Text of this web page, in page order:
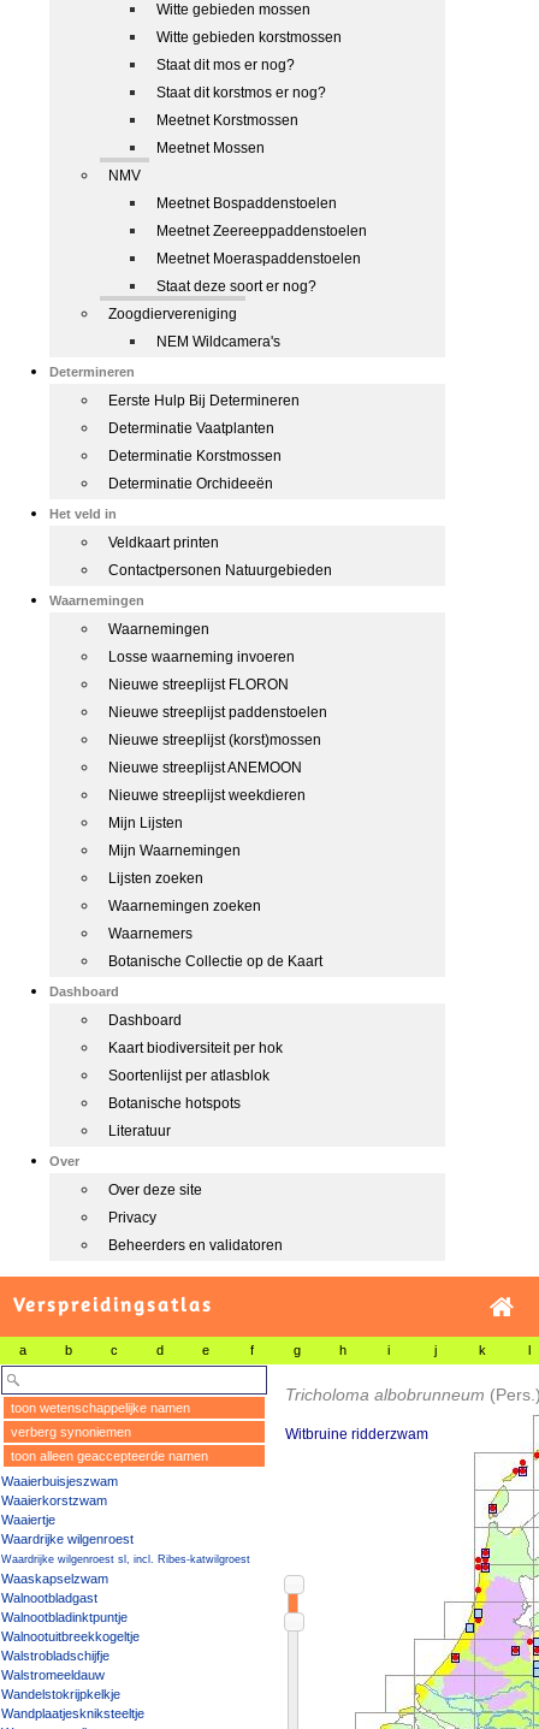
Witte gebieden mossen
Witte gebieden korstmossen
Staat dit mos er nog?
Staat dit korstmos er nog?
Meetnet Korstmossen
Meetnet Mossen
NMV
Meetnet Bospaddenstoelen
Meetnet Zeereeppaddenstoelen
Meetnet Moeraspaddenstoelen
Staat deze soort er nog?
Zoogdiervereniging
NEM Wildcamera's
Determineren
Eerste Hulp Bij Determineren
Determinatie Vaatplanten
Determinatie Korstmossen
Determinatie Orchideeën
Het veld in
Veldkaart printen
Contactpersonen Natuurgebieden
Waarnemingen
Waarnemingen
Losse waarneming invoeren
Nieuwe streeplijst FLORON
Nieuwe streeplijst paddenstoelen
Nieuwe streeplijst (korst)mossen
Nieuwe streeplijst ANEMOON
Nieuwe streeplijst weekdieren
Mijn Lijsten
Mijn Waarnemingen
Lijsten zoeken
Waarnemingen zoeken
Waarnemers
Botanische Collectie op de Kaart
Dashboard
Dashboard
Kaart biodiversiteit per hok
Soortenlijst per atlasblok
Botanische hotspots
Literatuur
Over
Over deze site
Privacy
Beheerders en validatoren
Verspreidingsatlas
a b c d e f g h i j k l
toon wetenschappelijke namen
verberg synoniemen
toon alleen geaccepteerde namen
Waaierbuisjeszwam
Waaierkorstzwam
Waaiertje
Waardrijke wilgenroest
Waardrijke wilgenroest sl, incl. Ribes-katwilgroest
Waaskapselzwam
Walnootbladgast
Walnootbladinktpuntje
Walnootuitbreekkogeltje
Walstrobladschijfje
Walstromeeldauw
Wandelstokrijpkelkje
Wandplaatjeskniksteeltje
Tricholoma albobrunneum
Witbruine ridderzwam